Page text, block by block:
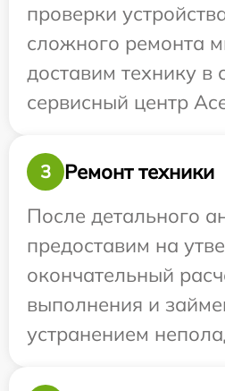
проверки
сложного ремонта
доставим технику в
сервисный центр
3
Ремонт техники
После детального
предоставим на
окончательный
выполнения и
устранением